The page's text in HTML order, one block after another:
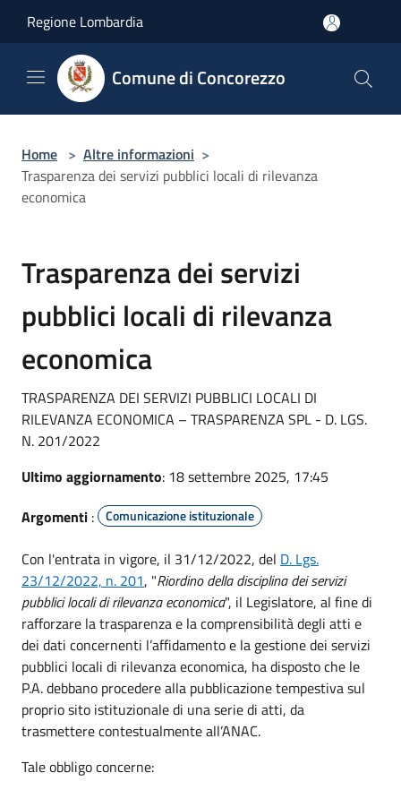
Regione Lombardia
Comune di Concorezzo
Home > Altre informazioni >
Trasparenza dei servizi pubblici locali di rilevanza
economica
Trasparenza dei servizi
pubblici locali di rilevanza
economica
TRASPARENZA DEI SERVIZI PUBBLICI LOCALI DI
RILEVANZA ECONOMICA – TRASPARENZA SPL - D. LGS.
N. 201/2022
Ultimo aggiornamento: 18 settembre 2025, 17:45
Argomenti : Comunicazione istituzionale
Con l'entrata in vigore, il 31/12/2022, del D. Lgs.
23/12/2022, n. 201, "Riordino della disciplina dei servizi
pubblici locali di rilevanza economica", il Legislatore, al fine di
rafforzare la trasparenza e la comprensibilità degli atti e
dei dati concernenti l’affidamento e la gestione dei servizi
pubblici locali di rilevanza economica, ha disposto che le
P.A. debbano procedere alla pubblicazione tempestiva sul
proprio sito istituzionale di una serie di atti, da
trasmettere contestualmente all’ANAC.
Tale obbligo concerne: